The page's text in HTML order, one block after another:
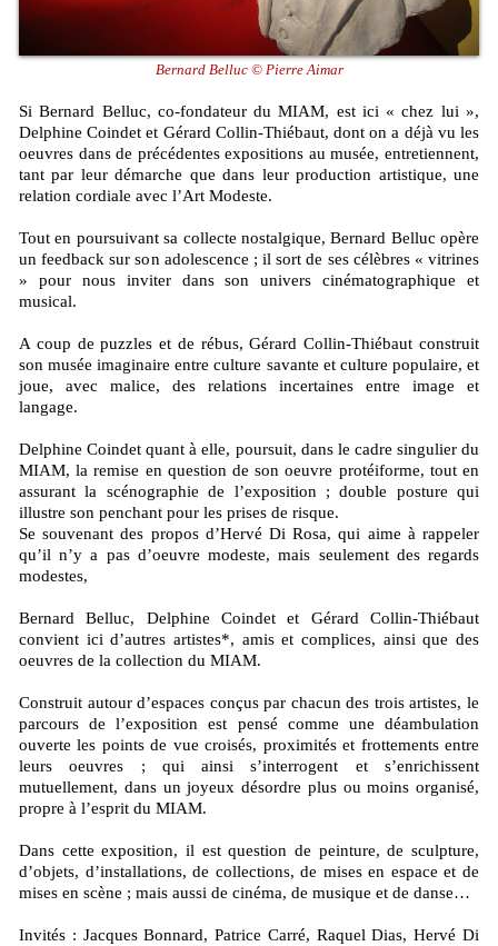
Bernard Belluc © Pierre Aimar
Si Bernard Belluc, co-fondateur du MIAM, est ici « chez lui »,
Delphine Coindet et Gérard Collin-Thiébaut, dont on a déjà vu les
oeuvres dans de précédentes expositions au musée, entretiennent,
tant par leur démarche que dans leur production artistique, une
relation cordiale avec l’Art Modeste.
Tout en poursuivant sa collecte nostalgique, Bernard Belluc opère
un feedback sur son adolescence ; il sort de ses célèbres « vitrines
» pour nous inviter dans son univers cinématographique et
musical.
A coup de puzzles et de rébus, Gérard Collin-Thiébaut construit
son musée imaginaire entre culture savante et culture populaire, et
joue, avec malice, des relations incertaines entre image et
langage.
Delphine Coindet quant à elle, poursuit, dans le cadre singulier du
MIAM, la remise en question de son oeuvre protéiforme, tout en
assurant la scénographie de l’exposition ; double posture qui
illustre son penchant pour les prises de risque.
Se souvenant des propos d’Hervé Di Rosa, qui aime à rappeler
qu’il n’y a pas d’oeuvre modeste, mais seulement des regards
modestes,
Bernard Belluc, Delphine Coindet et Gérard Collin-Thiébaut
convient ici d’autres artistes*, amis et complices, ainsi que des
oeuvres de la collection du MIAM.
Construit autour d’espaces conçus par chacun des trois artistes, le
parcours de l’exposition est pensé comme une déambulation
ouverte les points de vue croisés, proximités et frottements entre
leurs oeuvres ; qui ainsi s’interrogent et s’enrichissent
mutuellement, dans un joyeux désordre plus ou moins organisé,
propre à l’esprit du MIAM.
Dans cette exposition, il est question de peinture, de sculpture,
d’objets, d’installations, de collections, de mises en espace et de
mises en scène ; mais aussi de cinéma, de musique et de danse…
Invités : Jacques Bonnard, Patrice Carré, Raquel Dias, Hervé Di